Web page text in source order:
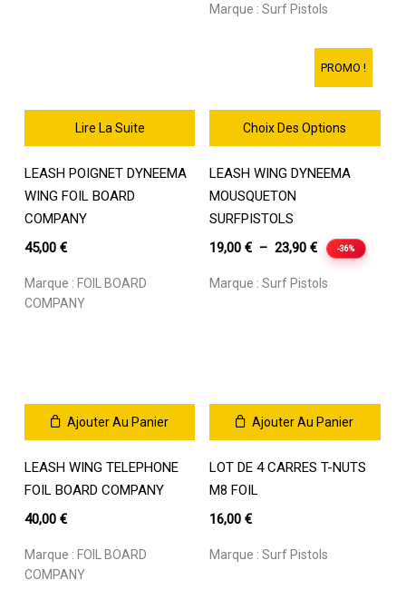
initial
actuel
33,60 €.
Marque :Surf Pistols
Lire La Suite
LEASH POIGNET DYNEEMA
WING FOIL BOARD
COMPANY
45,00 €
Marque : FOIL BOARD
COMPANY
PROMO !
Choix Des Options
produit
a
plusieurs
Les
options
peuvent
LEASH WING DYNEEMA
MOUSQUETON
SURFPISTOLS
19,00€ – 23,90€Plage
prix :
-36%
Marque :Surf Pistols
Ajouter Au Panier
LEASH WING TELEPHONE
FOIL BOARD COMPANY
40,00 €
Marque : FOIL BOARD
COMPANY
Ajouter Au Panier
LOT DE 4 CARRES T-NUTS
M8 FOIL
16,00€
Marque :Surf Pistols